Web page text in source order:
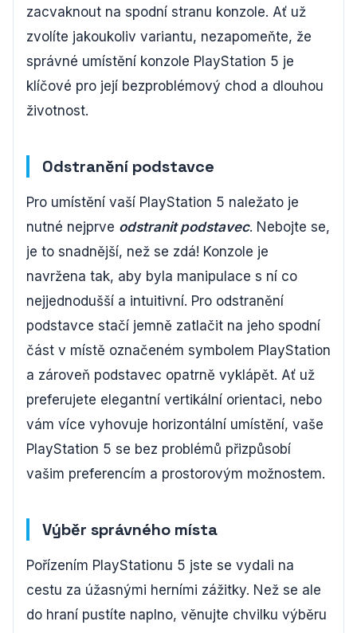
zacvaknout na spodní stranu konzole. Ať už
zvolíte jakoukoliv variantu, nezapomeňte, že
správné umístění konzole PlayStation 5 je
klíčové pro její bezproblémový chod a dlouhou
životnost.
Odstranění podstavce
Pro umístění vaší PlayStation 5 naležato je
nutné nejprve odstranit podstavec. Nebojte se,
je to snadnější, než se zdá! Konzole je
navržena tak, aby byla manipulace s ní co
nejjednodušší a intuitivní. Pro odstranění
podstavce stačí jemně zatlačit na jeho spodní
část v místě označeném symbolem PlayStation
a zároveň podstavec opatrně vyklápět. Ať už
preferujete elegantní vertikální orientaci, nebo
vám více vyhovuje horizontální umístění, vaše
PlayStation 5 se bez problémů přizpůsobí
vašim preferencím a prostorovým možnostem.
Výběr správného místa
Pořízením PlayStationu 5 jste se vydali na
cestu za úžasnými herními zážitky. Než se ale
do hraní pustíte naplno, věnujte chvilku výběru